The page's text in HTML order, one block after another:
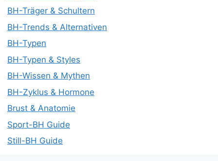
BH-Träger & Schultern
BH-Trends & Alternativen
BH-Typen
BH-Typen & Styles
BH-Wissen & Mythen
BH-Zyklus & Hormone
Brust & Anatomie
Sport-BH Guide
Still-BH Guide